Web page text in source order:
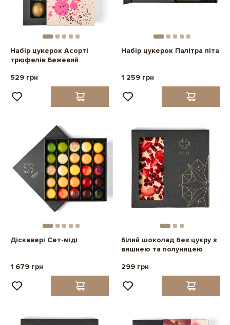
Набір цукерок Асорті
трюфелів Бежевий
529 грн
Набір цукерок Палітра літа
1 259 грн
Діскавері Сет-міді
1 679 грн
Білий шоколад без цукру з
вишнею та полуницею
299 грн